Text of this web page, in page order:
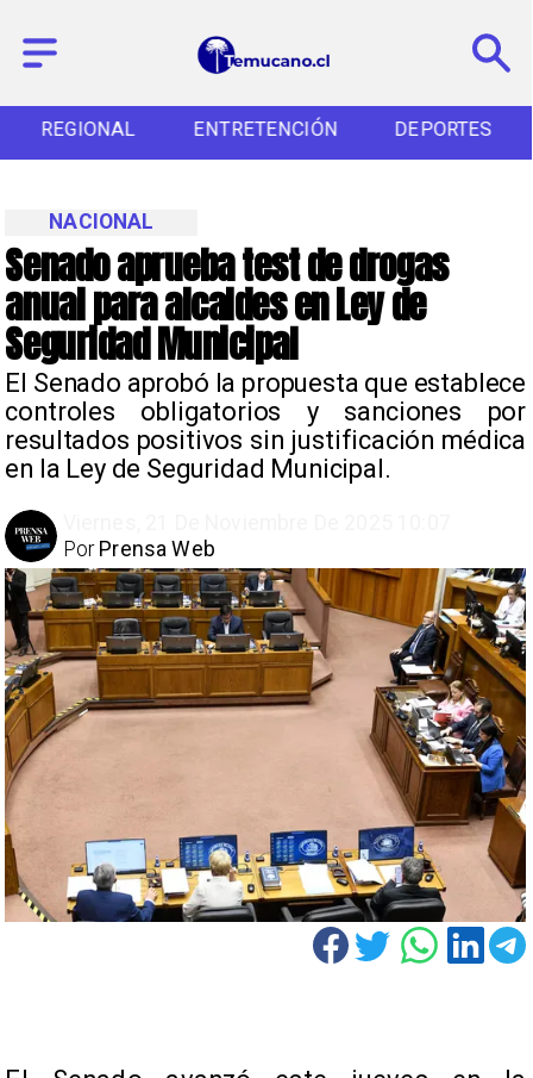
REGIONAL ENTRETENCIÓN DEPORTES
Senado aprueba test de drogas
anual para alcaldes en Ley de
Seguridad Municipal
El Senado aprobó la propuesta que establece
controles obligatorios y sanciones por
resultados positivos sin justificación médica
en la Ley de Seguridad Municipal.
NACIONAL
Prensa Web
Por